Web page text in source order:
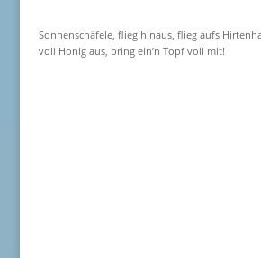
Sonnenschäfele, flieg hinaus, flieg aufs
voll Honig aus, bring ein’n Topf voll mit!